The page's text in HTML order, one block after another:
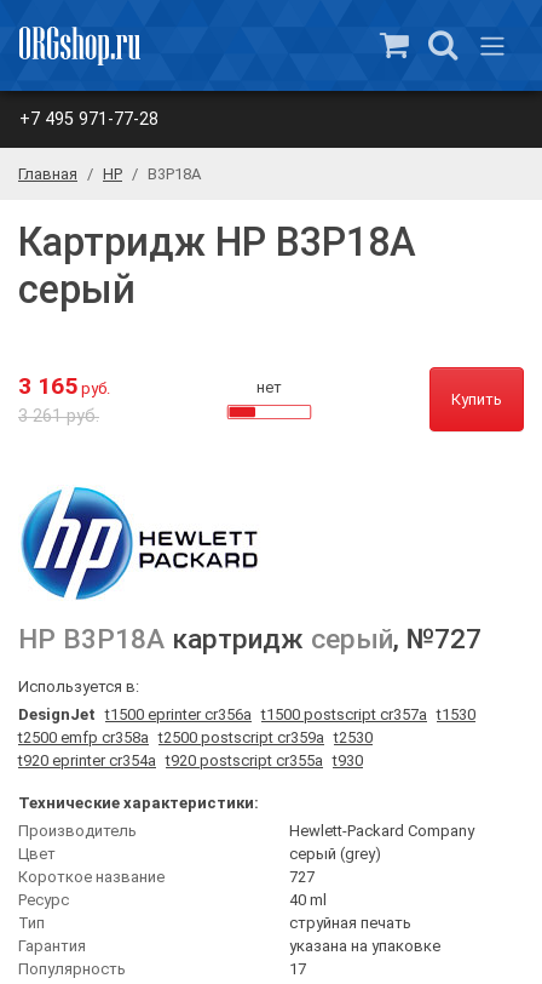
+7 495 971-77-28
Главная HP B3P18A
Картридж HP B3P18A
серый
3 165 руб.
3 261 руб.
нет
Купить
HP B3P18A картридж серый, №727
Используется в:
DesignJet t1500 eprinter cr356a t1500 postscript cr357a t1530
t2500 emfp cr358a t2500 postscript cr359a t2530
t920 eprinter cr354a t920 postscript cr355a t930
Технические характеристики:
Производитель
Hewlett-Packard Company
Цвет
серый (grey)
Короткое название
727
Ресурс
40 ml
Тип
струйная печать
Гарантия
указана на упаковке
Популярность
17